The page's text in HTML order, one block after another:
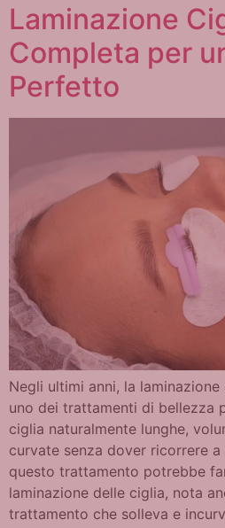
Laminazione
Completa per
Perfetto
Negli ultimi anni, la
uno dei trattamenti di bellezza
ciglia naturalmente lunghe,
curvate senza dover ricorrere
questo trattamento potrebbe
laminazione delle ciglia, nota
trattamento che solleva e